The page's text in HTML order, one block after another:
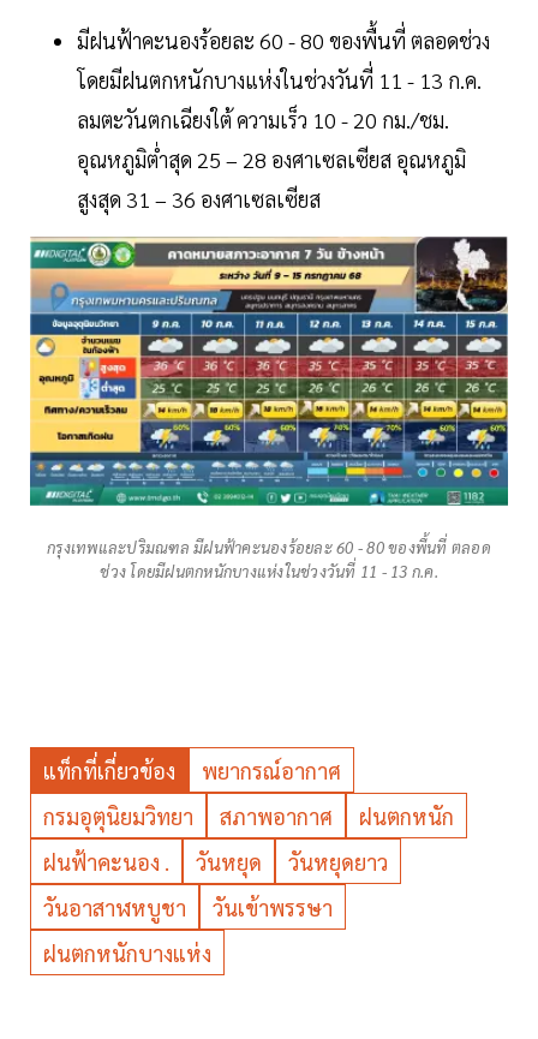
มีฝนฟ้าคะนองร้อยละ 60 - 80 ของพื้นที่ ตลอดช่วง
โดยมีฝนตกหนักบางแห่งในช่วงวันที่ 11 - 13 ก.ค.
ลมตะวันตกเฉียงใต้ ความเร็ว 10 - 20 กม./ชม.
อุณหภูมิต่ำสุด 25 – 28 องศาเซลเซียส อุณหภูมิ
สูงสุด 31 – 36 องศาเซลเซียส
กรุงเทพและปริมณฑล มีฝนฟ้าคะนองร้อยละ 60 - 80 ของพื้นที่ ตลอด
ช่วง โดยมีฝนตกหนักบางแห่งในช่วงวันที่ 11 - 13 ก.ค.
แท็กที่เกี่ยวข้อง
พยากรณ์อากาศ
กรมอุตุนิยมวิทยา
สภาพอากาศ
ฝนตกหนัก
ฝนฟ้าคะนอง .
วันหยุด
วันหยุดยาว
วันอาสาฬหบูชา
วันเข้าพรรษา
ฝนตกหนักบางแห่ง